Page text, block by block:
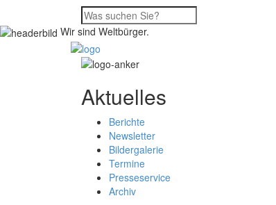
Wir sind Weltbürger.
Aktuelles
Berichte
Newsletter
Bildergalerie
Termine
Presseservice
Archiv